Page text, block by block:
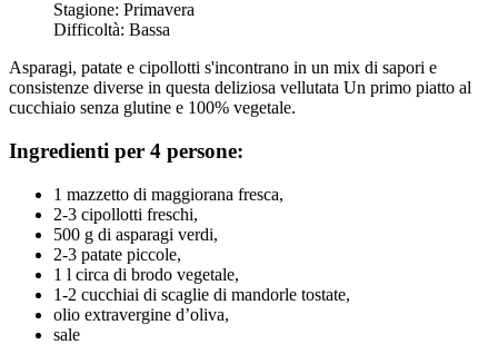
Stagione: Primavera
Difficoltà: Bassa
Asparagi, patate e cipollotti s'incontrano in un mix di sapori e
consistenze diverse in questa deliziosa vellutata Un primo piatto al
cucchiaio senza glutine e 100% vegetale.
Ingredienti per 4 persone:
1 mazzetto di maggiorana fresca,
2-3 cipollotti freschi,
500 g di asparagi verdi,
2-3 patate piccole,
1 l circa di brodo vegetale,
1-2 cucchiai di scaglie di mandorle tostate,
olio extravergine d’oliva,
sale